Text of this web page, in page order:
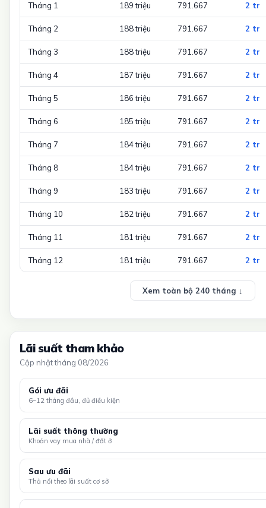
Tháng 1 189 triệu 791.667 2 tr
Tháng 2 188 triệu 791.667 2 tr
Tháng 3 188 triệu 791.667 2 tr
Tháng 4 187 triệu 791.667 2 tr
Tháng 5 186 triệu 791.667 2 tr
Tháng 6 185 triệu 791.667 2 tr
Tháng 7 184 triệu 791.667 2 tr
Tháng 8 184 triệu 791.667 2 tr
Tháng 9 183 triệu 791.667 2 tr
Tháng 10 182 triệu 791.667 2 tr
Tháng 11 181 triệu 791.667 2 tr
Tháng 12 181 triệu 791.667 2 tr
Xem toàn bộ 240 tháng ↓
Lãi suất tham khảo
Cập nhật tháng 08/2026
Gói ưu đãi
6–12 tháng đầu, đủ điều kiện
Lãi suất thông thường
Khoản vay mua nhà / đất ở
Sau ưu đãi
Thả nổi theo lãi suất cơ sở